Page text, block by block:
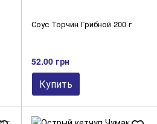
Соус Торчин Грибной 200 г
52.00 грн
Купить